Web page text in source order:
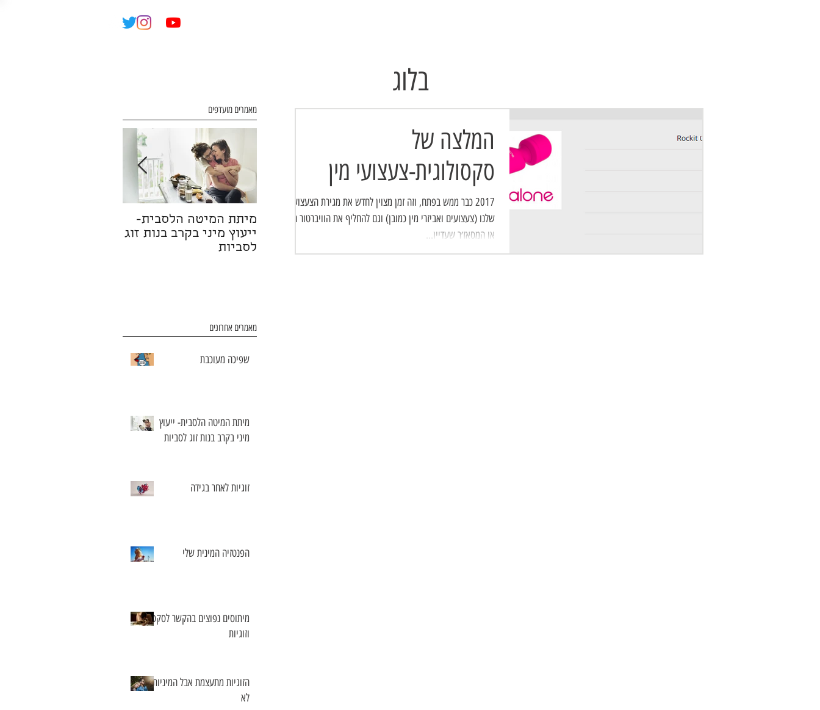
בלוג
מאמרים מועדפים
מיתת המיטה הלסבית-
ייעוץ מיני בקרב בנות זוג
לסביות
מאמרים אחרונים
שפיכה מעוכבת
מיתת המיטה הלסבית- ייעוץ
מיני בקרב בנות זוג לסביות
זוגיות לאחר בגידה
הפנטזיה המינית שלי
מיתוסים נפוצים בהקשר לסקס
וזוגיות
הזוגיות מתעצמת אבל המיניות
לא
המלצה של
סקסולוגית-צעצועי מין
2017 כבר ממש בפתח, וזה זמן מצוין לחדש את מגירת הצעצועים
שלנו (צעצועים ואביזרי מין כמובן) וגם להחליף את הוויברטור הישן
או המסאז׳ר שעדיין...